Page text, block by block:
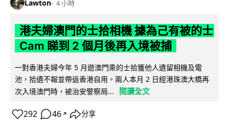
Lawton 4 小時
港夫婦澳門的士拾相機 據為己有被的士
Cam 睇到 2 個月後再入境被捕
一對香港夫婦今年 5 月遊澳門乘的士拾獲他人遺留相機及電
池，拾遺不報並帶返香港自用。兩人本月 2 日經港珠澳大橋再
次入境澳門時，被治安警察局...
閱讀全文
292 46 ↗ 分享